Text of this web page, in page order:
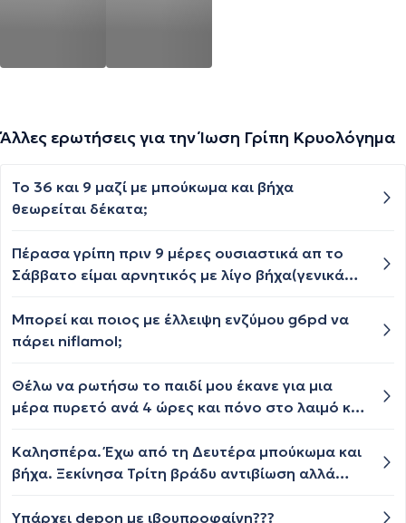
Άλλες ερωτήσεις για την Ίωση Γρίπη Κρυολόγημα
Το 36 και 9 μαζί με μπούκωμα και βήχα
θεωρείται δέκατα;
Πέρασα γρίπη πριν 9 μέρες ουσιαστικά απ το
Σάββατο είμαι αρνητικός με λίγο βήχα(γενικά
βράδια δυσκολεύομαι να κοιμηθώ λόγω
αναπνοών και πήγα έκανα αναλυτικές εξετάσεις
ακροαστικά, αιματολογικές. Όλες βγήκαν πολύ
καλές και καθαρές. Μου έδωσαν απλά να πάρω
βράδυ. Χθες λοιπόν 2η μέρα που το
χρησιμοποιώ το βράδυ ενώ προσπαθούσα να
αντανακλαστικά μου βγήκε βήχας με αυτόν τον
Μπορεί και ποιος με έλλειψη ενζύμου g6pd να
πάρει niflamol;
Θέλω να ρωτήσω το παιδί μου έκανε για μια
μέρα πυρετό ανά 4 ώρες και πόνο στο λαιμό και
λαιμό την πρώτη μέρα του έκανα στρεπ τεστ σε
διαγνωστικό κέντρο και ήταν αρνητικό η
στρεπτόκοκκος και παρόλο που είναι καλά να
Καλησπέρα. Έχω από τη Δευτέρα μπούκωμα και
βήχα. Ξεκίνησα Τρίτη βράδυ αντιβίωση αλλά
Είναι νορμάλ;
Υπάρχει depon με ιβουπροφαίνη???